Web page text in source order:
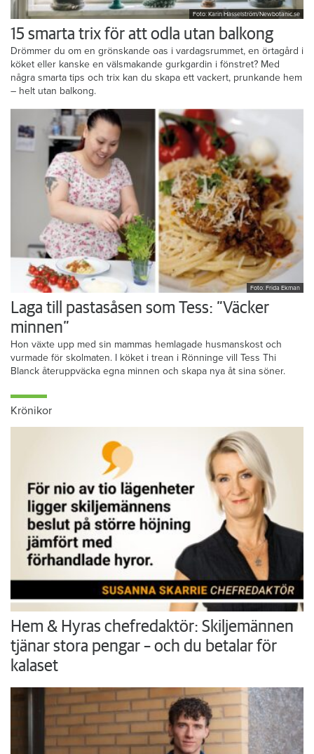
Foto: Karin Hasselström/Newbotanic.se
15 smarta trix för att odla utan balkong
Drömmer du om en grönskande oas i vardagsrummet, en örtagård i
köket eller kanske en välsmakande gurkgardin i fönstret? Med
några smarta tips och trix kan du skapa ett vackert, prunkande hem
– helt utan balkong.
Foto: Frida Ekman
Laga till pastasåsen som Tess: ”Väcker
minnen”
Hon växte upp med sin mammas hemlagade husmanskost och
vurmade för skolmaten. I köket i trean i Rönninge vill Tess Thi
Blanck återuppväcka egna minnen och skapa nya åt sina söner.
Krönikor
Hem & Hyras chefredaktör: Skiljemännen
tjänar stora pengar – och du betalar för
kalaset